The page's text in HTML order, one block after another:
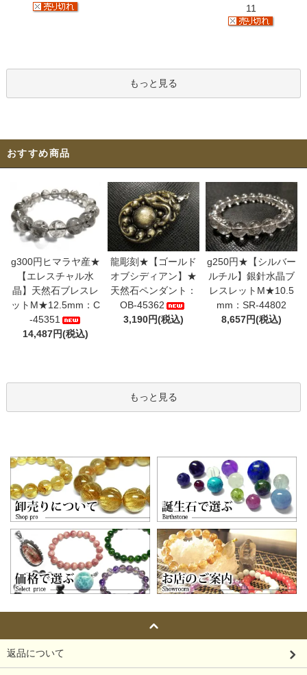
11
もっと見る
おすすめ商品
g300円ヒマラヤ産★
【エレスチャル水
晶】天然石ブレスレ
ットM★12.5mm：C
-45351
14,487円(税込)
龍彫刻★【ゴールド
オブシディアン】★
天然石ペンダント：
OB-45362
3,190円(税込)
g250円★【シルバー
ルチル】銀針水晶ブ
レスレットM★10.5
mm：SR-44802
8,657円(税込)
もっと見る
返品について